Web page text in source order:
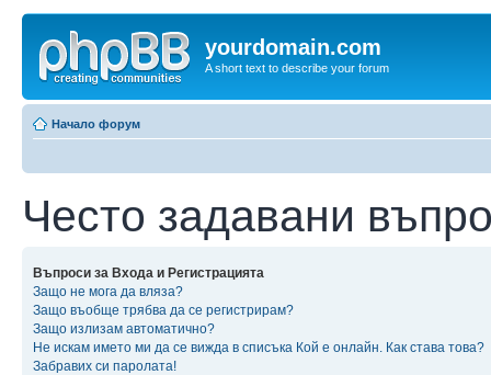
yourdomain.com
A short text to describe your forum
Начало форум
Често задавани
Въпроси за Входа и Регистрацията
Защо не мога да вляза?
Защо въобще трябва да се регистрирам?
Защо излизам автоматично?
Не искам името ми да се вижда в списъка Кой е онлайн. Как става това?
Забравих си паролата!